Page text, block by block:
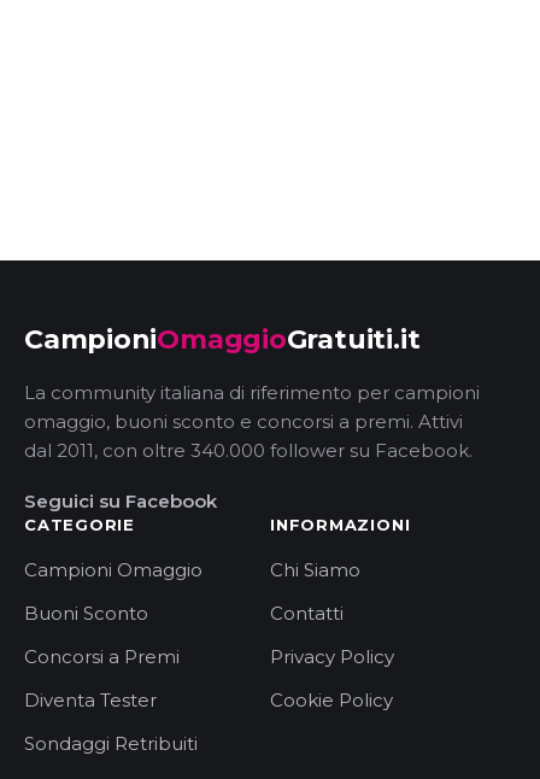
CampioniOmaggioGratuiti.it
La community italiana di riferimento per campioni
omaggio, buoni sconto e concorsi a premi. Attivi
dal 2011, con oltre 340.000 follower su Facebook.
Seguici su Facebook
CATEGORIE
Campioni Omaggio
Buoni Sconto
Concorsi a Premi
Diventa Tester
Sondaggi Retribuiti
INFORMAZIONI
Chi Siamo
Contatti
Privacy Policy
Cookie Policy